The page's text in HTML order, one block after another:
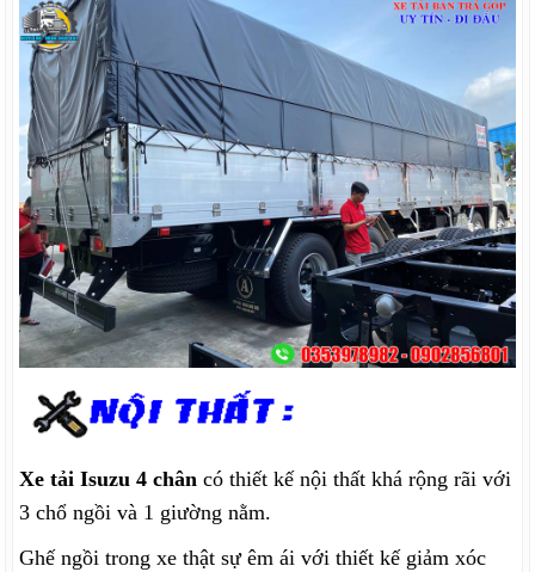
Xe tải Isuzu 4 chân có thiết kế nội thất khá rộng rãi với
3 chổ ngồi và 1 giường nằm.
Ghế ngồi trong xe thật sự êm ái với thiết kế giảm xóc